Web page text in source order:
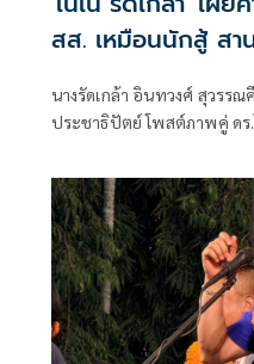
สส. เหมือนนักสู้ สา
นางรัดเกล้า อินทวงศ์ สุวรร
ประชาธิปัตย์ โพสต์ภาพคู่ ดร
เพื่อปกป้องผลประโยชน์ของ